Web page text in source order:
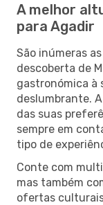
A melhor
para Agadir
São inúmeras
descoberta de
gastronómica à
deslumbrante.
das suas
sempre em
tipo de
Conte com
mas também
ofertas